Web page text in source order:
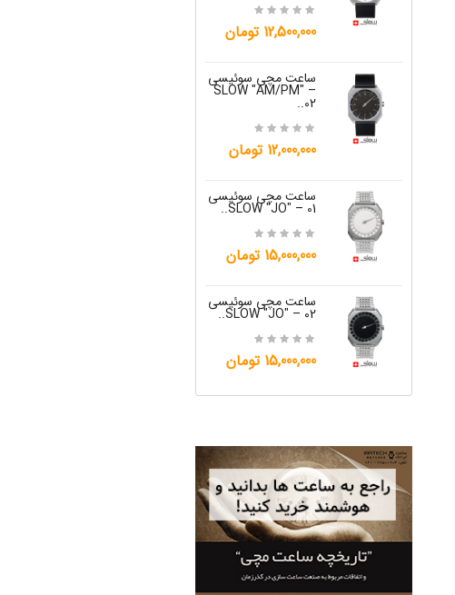
12,500,000 تومان
ساعت مچی سوئیسی
SLOW "AM/PM" –
02..
12,000,000 تومان
ساعت مچی سوئیسی
SLOW "JO" – 01..
15,000,000 تومان
ساعت مچی سوئیسی
SLOW "JO" – 02..
15,000,000 تومان